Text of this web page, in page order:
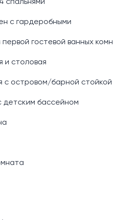
спальнями
с гардеробными
первой гостевой ванных
и столовая
с островом/барной стойкой
детским бассейном